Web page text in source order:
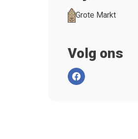
Grote Markt
Volg ons